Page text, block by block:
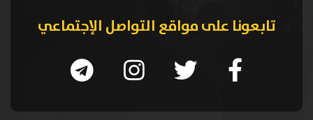
تابعونا على مواقع التواصل الإجتماعي